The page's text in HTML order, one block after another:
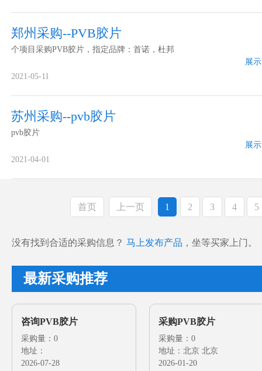
郑州采购--PVB胶片
个项目采购PVB胶片，指定品牌：首诺，杜邦
展
2021-05-11
苏州采购--pvb胶片
pvb胶片
展
2021-04-01
首页 上一页 1 2 3 4 5
没有找到合适的采购信息？ 马上发布产品 ，坐等买家上门。
最新采购推荐
咨询PVB胶片
采购量：0
地址：
2026-07-28
采购PVB胶片
采购量：0
地址：北京 北京
2026-01-20